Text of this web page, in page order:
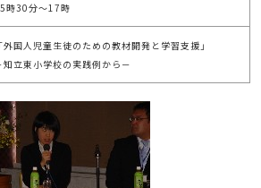
時30分～17時
「外国人児童生徒のための教材開発と学習支援」
知立東小学校の実践例から－